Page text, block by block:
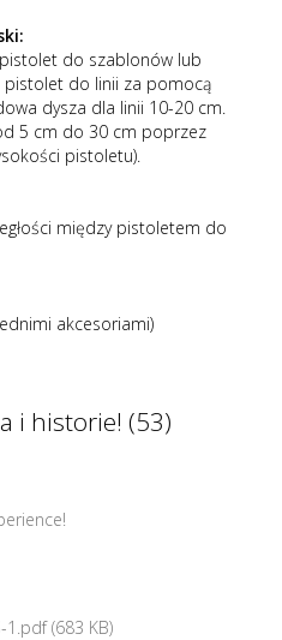
do szablonów lub
pistolet do linii za pomocą
dysza dla linii 10-20 cm.
5 cm do 30 cm poprzez
pistoletu).
między pistoletem do
akcesoriami)
i historie! (53)
1.pdf (683 KB)